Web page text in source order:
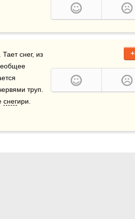
снег, из
труп.
снегири.